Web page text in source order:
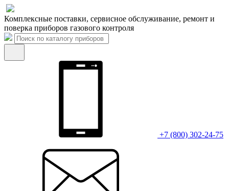
Комплексные поставки, сервисное обслуживание, ремонт и
поверка приборов газового контроля
+7 (800) 302-24-75